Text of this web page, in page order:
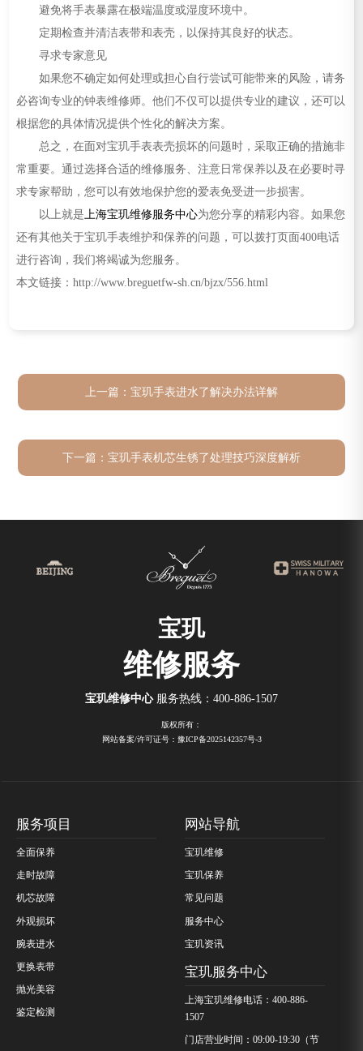
避免将手表暴露在极端温度或湿度环境中。
定期检查并清洁表带和表壳，以保持其良好的状态。
寻求专家意见
如果您不确定如何处理或担心自行尝试可能带来的风险，请务
必咨询专业的钟表维修师。他们不仅可以提供专业的建议，还可以
根据您的具体情况提供个性化的解决方案。
总之，在面对宝玑手表表壳损坏的问题时，采取正确的措施非
常重要。通过选择合适的维修服务、注意日常保养以及在必要时寻
求专家帮助，您可以有效地保护您的爱表免受进一步损害。
以上就是 上海宝玑维修服务中心为您分享的精彩内容。如果您
还有其他关于宝玑手表维护和保养的问题，可以拨打页面400电话
进行咨询，我们将竭诚为您服务。
本文链接：http://www.breguetfw-sh.cn/bjzx/556.html
上一篇： 宝玑手表进水了解决办法详解
下一篇： 宝玑手表机芯生锈了处理技巧深度解析
宝玑
维修服务
宝玑维修中心 服务热线： 400-886-1507
版权所有：
网站备案/许可证号：豫ICP备2025142357号-3
服务项目
全面保养
走时故障
机芯故障
外观损坏
腕表进水
更换表带
抛光美容
鉴定检测
网站导航
宝玑维修
宝玑保养
常见问题
服务中心
宝玑资讯
宝玑服务中心
上海宝玑维修电话：400-886-
1507
门店营业时间：09:00-19:30（节